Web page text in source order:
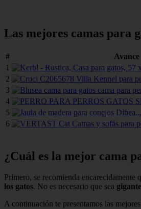
Las mejores camas para
# Avance
1
2
3
4
5
6
¿Cuál es la mejor cama
Primero, se recomienda encarecidamente
los gatos. No es necesario que sea gigante
A continuación te presentamos las